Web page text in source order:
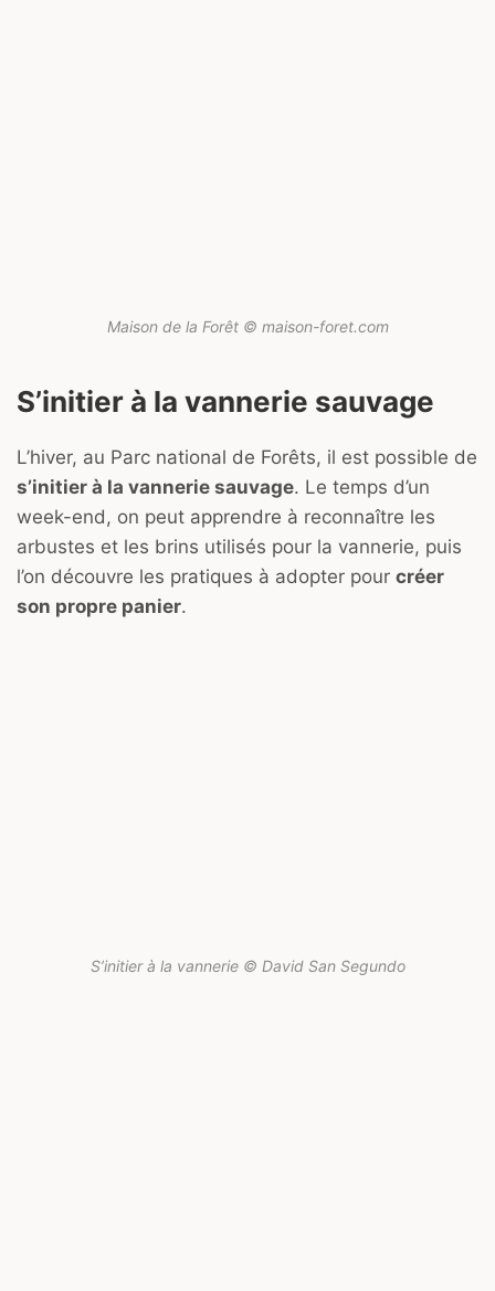
Maison de la Forêt © maison-foret.com
S’initier à la vannerie sauvage
L’hiver, au Parc national de Forêts, il est possible de
s’initier à la vannerie sauvage. Le temps d’un
week-end, on peut apprendre à reconnaître les
arbustes et les brins utilisés pour la vannerie, puis
l’on découvre les pratiques à adopter pour créer
son propre panier.
S’initier à la vannerie © David San Segundo